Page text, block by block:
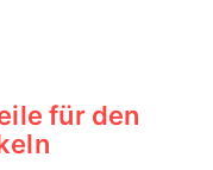
für den